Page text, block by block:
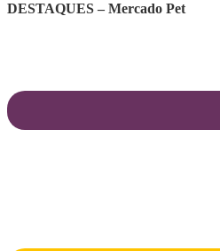
DESTAQUES – Mercado Pet